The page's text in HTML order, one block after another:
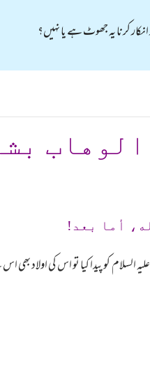
کرنا یہ جھوٹ ہے یا نہیں؟
أما بعد!
کو پیدا کیا تو اس کی اولاد